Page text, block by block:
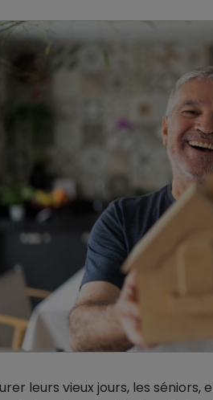
leurs vieux jours, les